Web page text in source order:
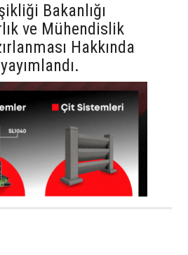
Bakanlığı
ve Mühendislik
Hakkında